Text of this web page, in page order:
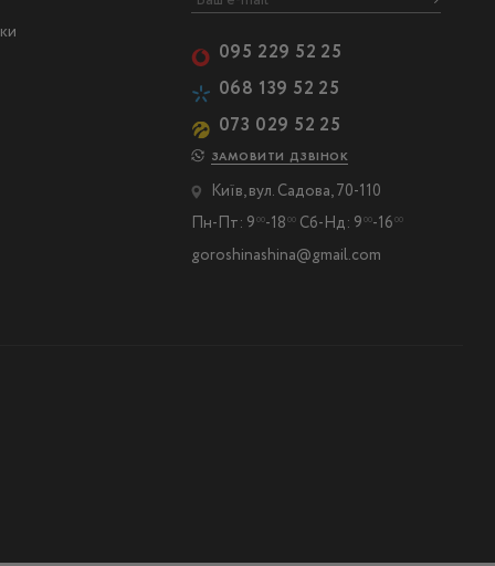
095 229 52 25
068 139 52 25
073 029 52 25
ЗАМОВИТИ ДЗВІНОК
Київ, вул. Садова, 70-110
Пн-Пт: 9 00-18 00Сб-Нд: 9 00-16 00
goroshinashina@gmail.com